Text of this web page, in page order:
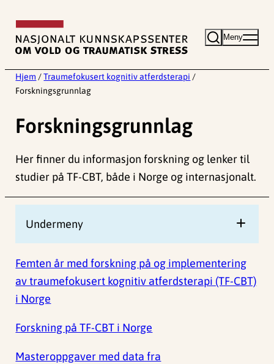
innhold
Meny
Hjem / Traumefokusert kognitiv atferdsterapi /
Forskningsgrunnlag
Forskningsgrunnlag
Her finner du informasjon forskning og lenker til
studier på TF-CBT, både i Norge og internasjonalt.
Undermeny
Femten år med forskning på og implementering
av traumefokusert kognitiv atferdsterapi (TF-CBT)
i Norge
Forskning på TF-CBT i Norge
Masteroppgaver med data fra